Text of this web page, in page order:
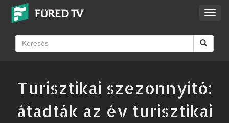
Turisztikai szezonnyitó:
átadták az év turisztikai